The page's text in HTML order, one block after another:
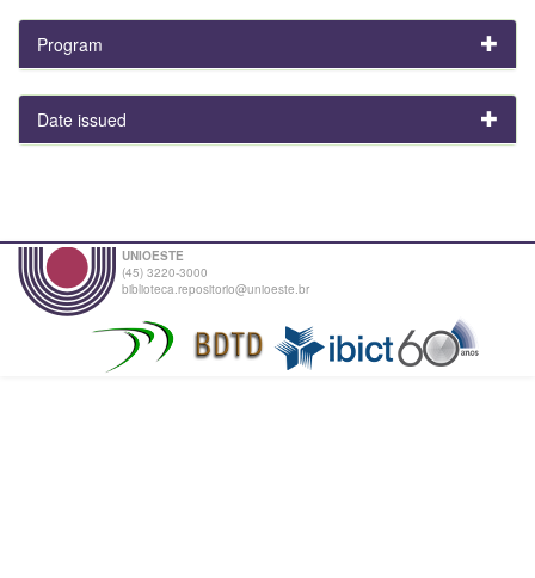
Program
Date issued
UNIOESTE
(45) 3220-3000
biblioteca.repositorio@unioeste.br